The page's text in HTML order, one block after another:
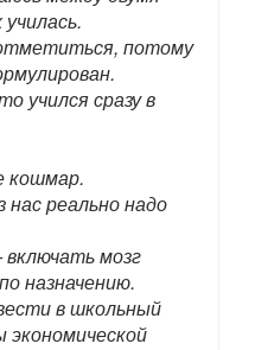
потому
учился сразу в
кошмар.
реально надо
мозг
назначению.
в школьный
экономической